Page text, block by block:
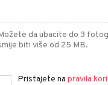
da ubacite do 3
biti više od 25 MB.
Pristajete na pravila